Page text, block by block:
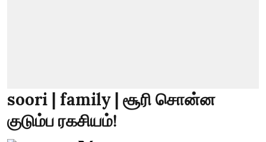
soori | family | சூரி சொன்ன
குடும்ப ரகசியம்!